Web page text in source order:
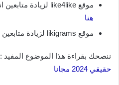
موقع like4like لزيادة متابعين انستاقرام بدون باسوورد :
هنا
موقع likigrams لزيادة متابعين انستاقرام :
ننصحك بقراءة هذا الموضوع المفيد :
حقيقي 2024 مجانا